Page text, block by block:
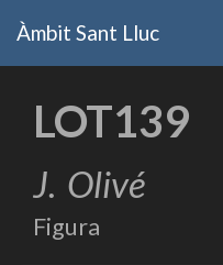
Àmbit Sant Lluc
LOT139
J. Olivé
Figura